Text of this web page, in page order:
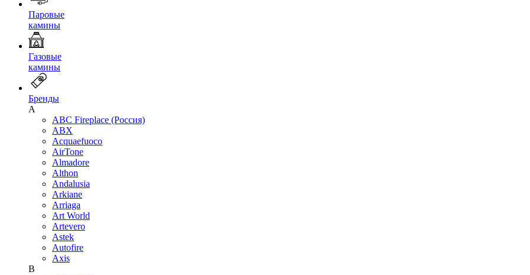
Паровые
камины
Газовые
камины
Бренды
A
ABC Fireplace (Россия)
ABX
Acquaefuoco
AirTone
Almadore
Althon
Andalusia
Arkiane
Arriaga
Art World
Artevero
Astek
Autofire
Axis
B